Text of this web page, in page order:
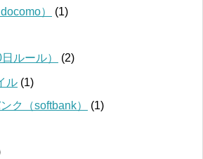
）
(1)
ルール）
(2)
ル (1)
ク（softbank）
(1)